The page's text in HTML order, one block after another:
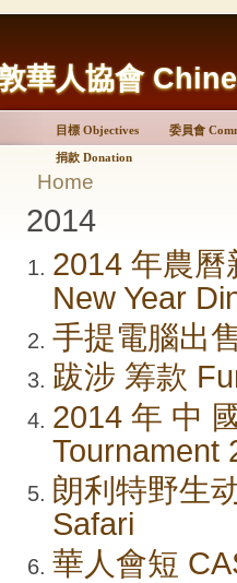
華人協會
目標 Objectives 委員會
捐款 Donation
Home
2014
2014 年農
New Year
手提電腦出
跋涉 筹款
2014 年 中
Tournament
朗利特野生
Safari
華人會短